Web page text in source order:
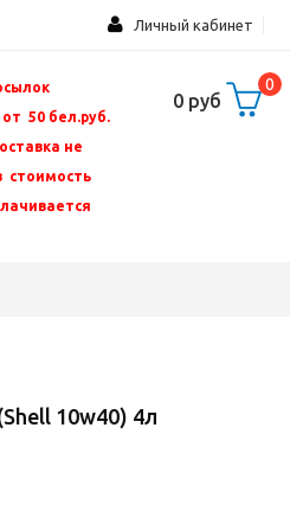
Личный кабинет
50 бел.руб.
не
стоимость
0 руб
0
10w40) 4л